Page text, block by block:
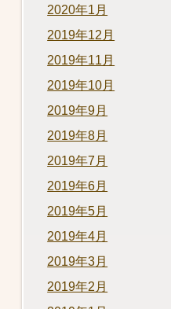
2020年1月
2019年12月
2019年11月
2019年10月
2019年9月
2019年8月
2019年7月
2019年6月
2019年5月
2019年4月
2019年3月
2019年2月